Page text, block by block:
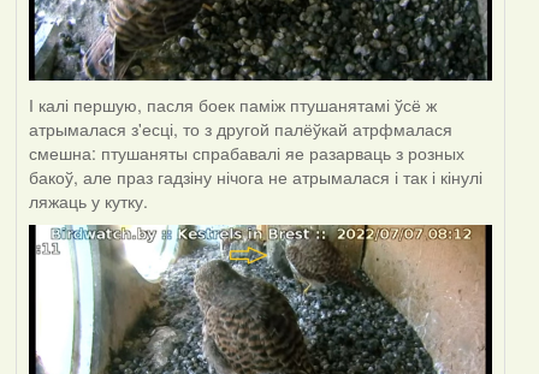
І калі першую, пасля боек паміж птушанятамі ўсё ж
атрымалася з'есці, то з другой палёўкай атрфмалася
смешна: птушаняты спрабавалі яе разарваць з розных
бакоў, але праз гадзіну нічога не атрымалася і так і кінулі
ляжаць у кутку.